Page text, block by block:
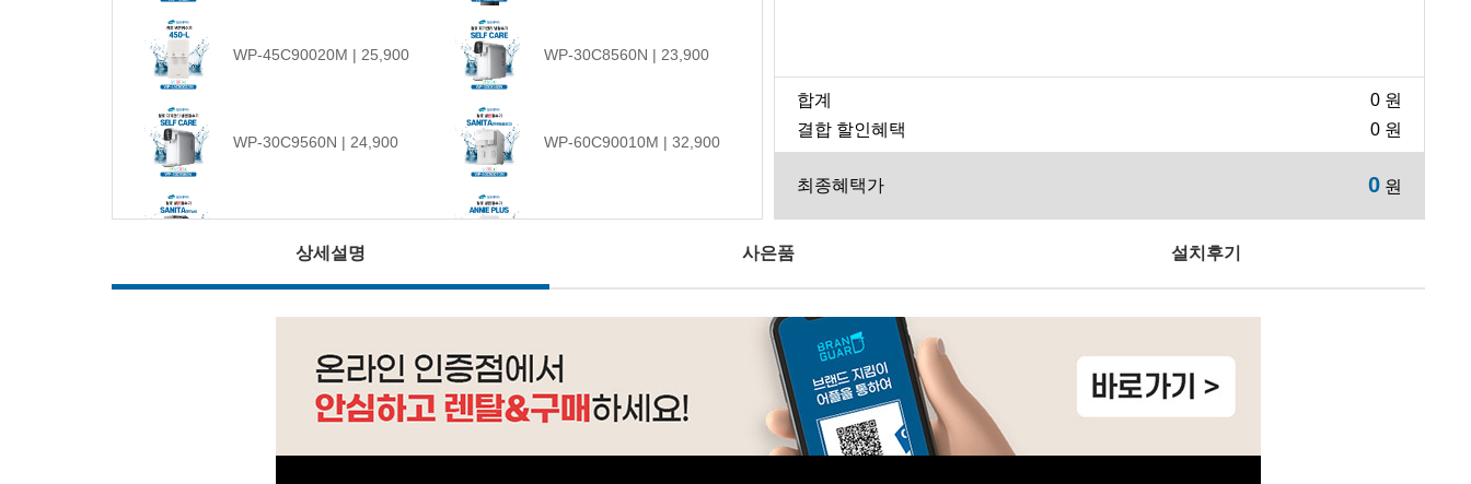
WP-45C90020M | 25,900 WP-30C8560N | 23,900
WP-30C9560N | 24,900 WP-60C90010M | 32,900
IM-50G604S0 | 59,900 WP-45S90510M | 31,900
WP-4S9P51CM | 33,900 WP-45S90510N | 33,900
합계 0 원
결합 할인혜택
0 원
최종혜택가 0 원
상세설명 사은품 설치후기